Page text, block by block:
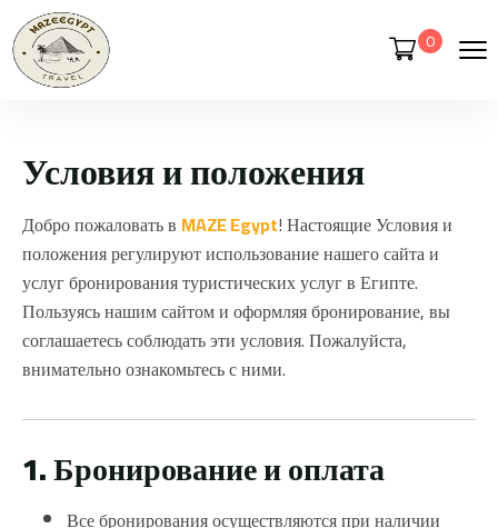
0
Условия и положения
Добро пожаловать в MAZE Egypt! Настоящие Условия и
положения регулируют использование нашего сайта и
услуг бронирования туристических услуг в Египте.
Пользуясь нашим сайтом и оформляя бронирование, вы
соглашаетесь соблюдать эти условия. Пожалуйста,
внимательно ознакомьтесь с ними.
1. Бронирование и оплата
Все бронирования осуществляются при наличии